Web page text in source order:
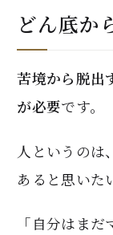
どん底か
苦境から脱出
が必要です。
人というのは
あると思いた
「自分はまだ